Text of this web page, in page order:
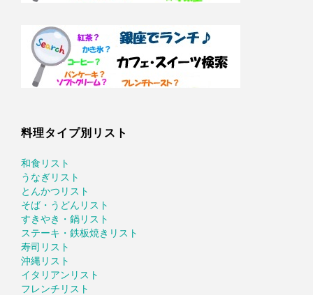
料理タイプ別リスト
和食リスト
うなぎリスト
とんかつリスト
そば・うどんリスト
すきやき・鍋リスト
ステーキ・鉄板焼きリスト
寿司リスト
沖縄リスト
イタリアンリスト
フレンチリスト